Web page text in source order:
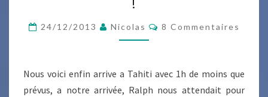
GOUT
DE
PARADIS
!
24/12/2013 Nicolas Commentaires
8 Commentaires
Nous voici enfin arrive a Tahiti avec 1h de moins que
prévus, a notre arrivée, Ralph nous attendait pour